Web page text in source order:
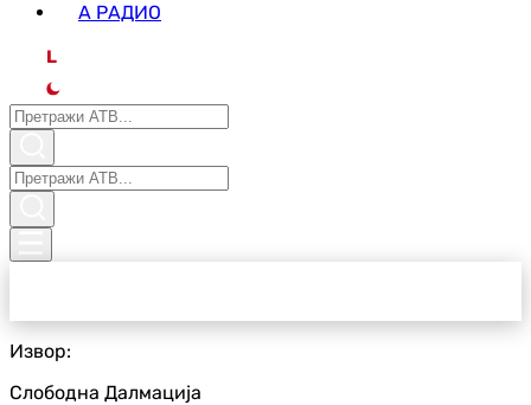
А РАДИО
L
Извор:
Слободна Далмација